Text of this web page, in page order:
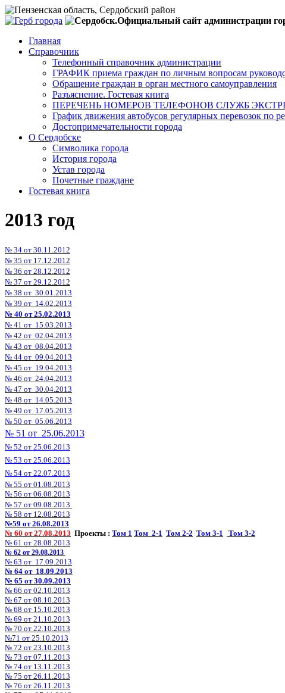
Главная
Справочник
Телефонный справочник администрации
ГРАФИК приема граждан по личным вопросам
Обращение граждан в орган местного самоуправления
Разъяснение. Гостевая книга
ПЕРЕЧЕНЬ НОМЕРОВ ТЕЛЕФОНОВ СЛУЖБ
График движения автобусов регулярных перевозок по
Достопримечательности города
О Сердобске
Символика города
История города
Устав города
Почетные граждане
Гостевая книга
2013 год
№ 34 от 30.11.2012
№ 35 от 17.12.2012
№ 36 от 28.12.2012
№ 37 от 29.12.2012
№ 38 от 30.01.2013
№ 39 от 14.02.2013
№ 40 от 25.02.2013
№ 41 от 15.03.2013
№ 42 от 02.04.2013
№ 43 от 08.04.2013
№ 44 от 09.04.2013
№ 45 от 19.04.2013
№ 46 от 24.04.2013
№ 47 от 30.04.2013
№ 48 от 14.05.2013
№ 49 от 17.05.2013
№ 50 от 05.06.2013
№ 51 от 25.06.2013
№ 52 от 25.06.2013
№ 53 от 25.06.2013
№ 54 от 22.07.2013
№ 55 от 01.08.2013
№ 56 от 06.08.2013
№ 57 от 09.08.2013
№ 58 от 12.08.2013
№59 от 26.08.2013
№ 60 от 27.08.2013 Проекты : Том 1 Том 2-1 Том 2-2 Том 3-1
Том 3-2
№ 61 от 28.08.2013
№ 62 от 29.08.2013
№ 63 от 17.09.2013
№ 64 от 18.09.2013
№ 65 от 30.09.2013
№ 66 от 02.10.2013
№ 67 от 08.10.2013
№ 68 от 15.10.2013
№ 69 от 21.10.2013
№ 70 от 22.10.2013
№71 от 25.10.2013
№ 72 от 23.10.2013
№ 73 от 07.11.2013
№ 74 от 13.11.2013
№ 75 от 26.11.2013
№ 76 от 26.11.2013